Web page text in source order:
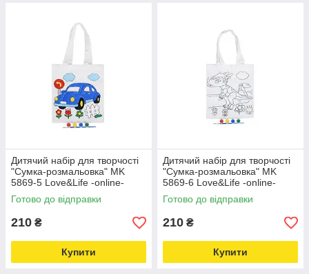
Дитячий набір для творчості
"Сумка-розмальовка" MK
5869-5 Love&Life -online-
multimarket-
Готово до відправки
210 ₴
Купити
Дитячий набір для творчості
"Сумка-розмальовка" MK
5869-6 Love&Life -online-
multimarket-
Готово до відправки
210 ₴
Купити